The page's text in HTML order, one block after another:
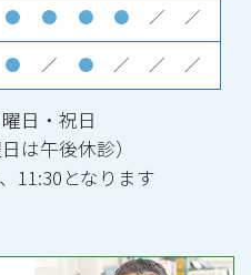
● ● ● ● ／ ／
● ／ ● ／ ／ ／
日・祝日
は午後休診）
11:30となります